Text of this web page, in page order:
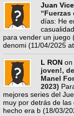
Juan
“Fuerzas
días: He
para vender un juego
denomi (11/04/2025
L RON on
joven!,
Manel
2023)
mejores series del
muy por detrás de las
hecho era b (18/03/